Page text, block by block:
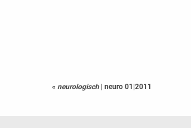
« neurologisch | neuro 01|2011